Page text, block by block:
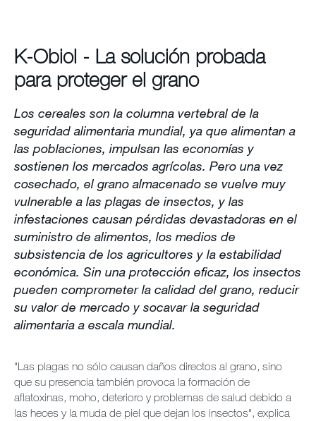
K-Obiol - La solución probada
para proteger el grano
Los cereales son la columna vertebral de la
seguridad alimentaria mundial, ya que alimentan a
las poblaciones, impulsan las economías y
sostienen los mercados agrícolas. Pero una vez
cosechado, el grano almacenado se vuelve muy
vulnerable a las plagas de insectos, y las
infestaciones causan pérdidas devastadoras en el
suministro de alimentos, los medios de
subsistencia de los agricultores y la estabilidad
económica. Sin una protección eficaz, los insectos
pueden comprometer la calidad del grano, reducir
su valor de mercado y socavar la seguridad
alimentaria a escala mundial.
"Las plagas no sólo causan daños directos al grano, sino
que su presencia también provoca la formación de
aflatoxinas, moho, deterioro y problemas de salud debido a
las heces y la muda de piel que dejan los insectos", explica